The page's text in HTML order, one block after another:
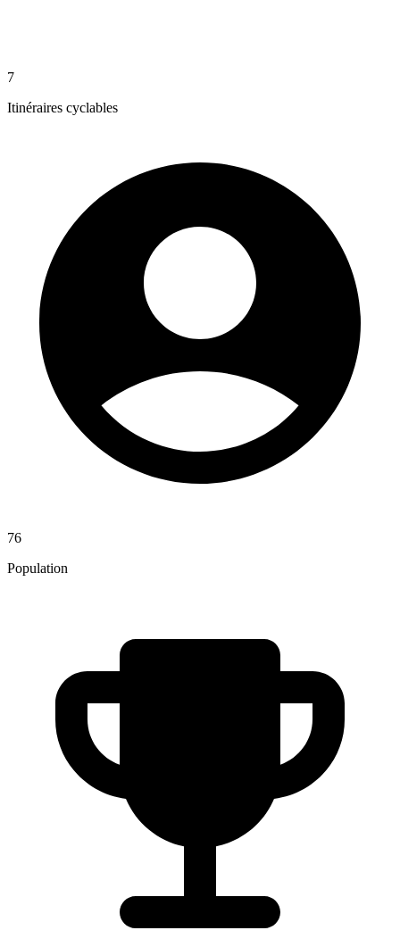
7
Itinéraires cyclables
76
Population